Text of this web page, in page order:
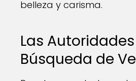
belleza y carisma.
Las
Búsqueda de